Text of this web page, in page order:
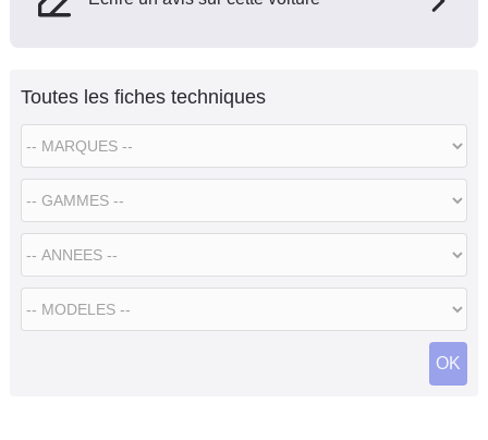
Toutes les fiches techniques